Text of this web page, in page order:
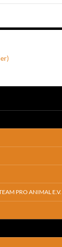
PRO ANIMAL E.V.